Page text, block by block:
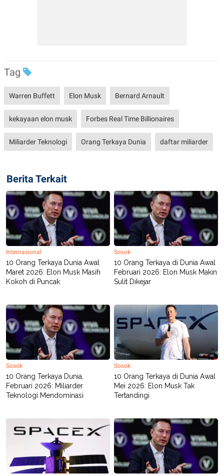
Tag
Warren Buffett Elon Musk Bernard Arnault
kekayaan elon musk Forbes Real Time Billionaires
Miliarder Teknologi Orang Terkaya Dunia daftar miliarder
Berita Terkait
Internasional
10 Orang Terkaya Dunia Awal
Maret 2026: Elon Musk Masih
Kokoh di Puncak
Sosok
10 Orang Terkaya di Dunia Awal
Februari 2026: Elon Musk Makin
Sulit Dikejar
Sosok
10 Orang Terkaya Dunia,
Februari 2026: Miliarder
Teknologi Mendominasi
Sosok
10 Orang Terkaya di Dunia Awal
Mei 2026: Elon Musk Tak
Tertandingi